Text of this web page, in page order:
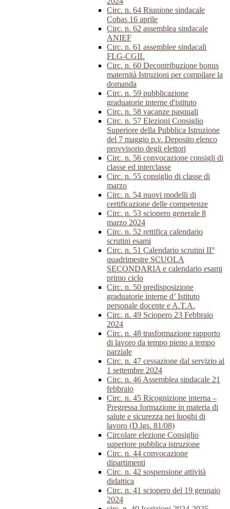
Circ. n. 64 Riunione sindacale
Cobas 16 aprile
Circ. n. 62 assemblea sindacale
ANIEF
Circ. n. 61 assemblee sindacali
FLG-CGIL
Circ. n. 60 Decontribuzione bonus
maternità Istruzioni per compilare la
domanda
Circ. n. 59 pubblicazione
graduatorie interne d'istituto
Circ. n. 58 vacanze pasquali
Circ. n. 57 Elezioni Consiglio
Superiore della Pubblica Istruzione
del 7 maggio p.v. Deposito elenco
provvisorio degli elettori
Circ. n. 56 convocazione consigli di
classe ed interclasse
Circ. n. 55 consiglio di classe di
marzo
Circ. n. 54 nuovi modelli di
certificazione delle competenze
Circ. n. 53 sciopero generale 8
marzo 2024
Circ. n. 52 rettifica calendario
scrutini esami
Circ. n. 51 Calendario scrutini II°
quadrimestre SCUOLA
SECONDARIA e calendario esami
primo ciclo
Circ. n. 50 predisposizione
graduatorie interne d’ Istituto
personale docente e A.T.A.
Circ. n. 49 Sciopero 23 Febbraio
2024
Circ. n. 48 trasformazione rapporto
di lavoro da tempo pieno a tempo
parziale
Circ. n. 47 cessazione dal servizio al
1 settembre 2024
Circ. n. 46 Assemblea sindacale 21
febbraio
Circ. n. 45 Ricognizione interna –
Pregressa formazione in materia di
salute e sicurezza nei luoghi di
lavoro (D.lgs. 81/08)
Circolare elezione Consiglio
superiore pubblica istruzione
Circ. n. 44 convocazione
dipartimenti
Circ. n. 42 sospensione attività
didattica
Circ. n. 41 sciopero del 19 gennaio
2024